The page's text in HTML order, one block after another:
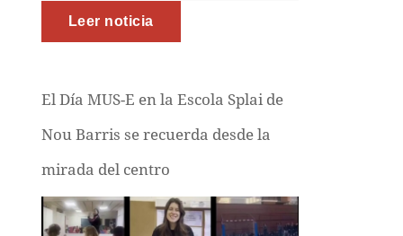
Leer noticia
El Día MUS-E en la Escola Splai de
Nou Barris se recuerda desde la
mirada del centro